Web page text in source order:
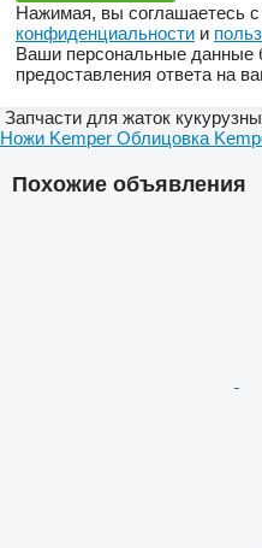
Нажимая, вы соглашаетесь
конфиденциальности и
Ваши персональные данные
предоставления ответа на
Похожие объявления
Запчасти для жаток
Ножи Kemper Облицовка